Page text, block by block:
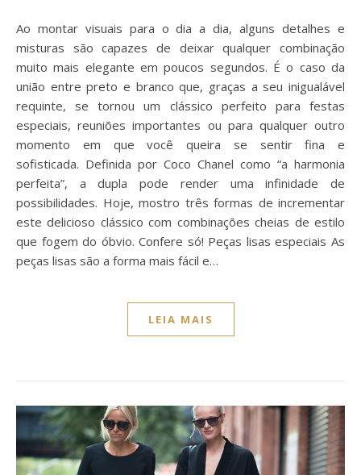
Ao montar visuais para o dia a dia, alguns detalhes e
misturas são capazes de deixar qualquer combinação
muito mais elegante em poucos segundos. É o caso da
união entre preto e branco que, graças a seu inigualável
requinte, se tornou um clássico perfeito para festas
especiais, reuniões importantes ou para qualquer outro
momento em que você queira se sentir fina e
sofisticada. Definida por Coco Chanel como “a harmonia
perfeita”, a dupla pode render uma infinidade de
possibilidades. Hoje, mostro três formas de incrementar
este delicioso clássico com combinações cheias de estilo
que fogem do óbvio. Confere só! Peças lisas especiais As
peças lisas são a forma mais fácil e…
LEIA MAIS